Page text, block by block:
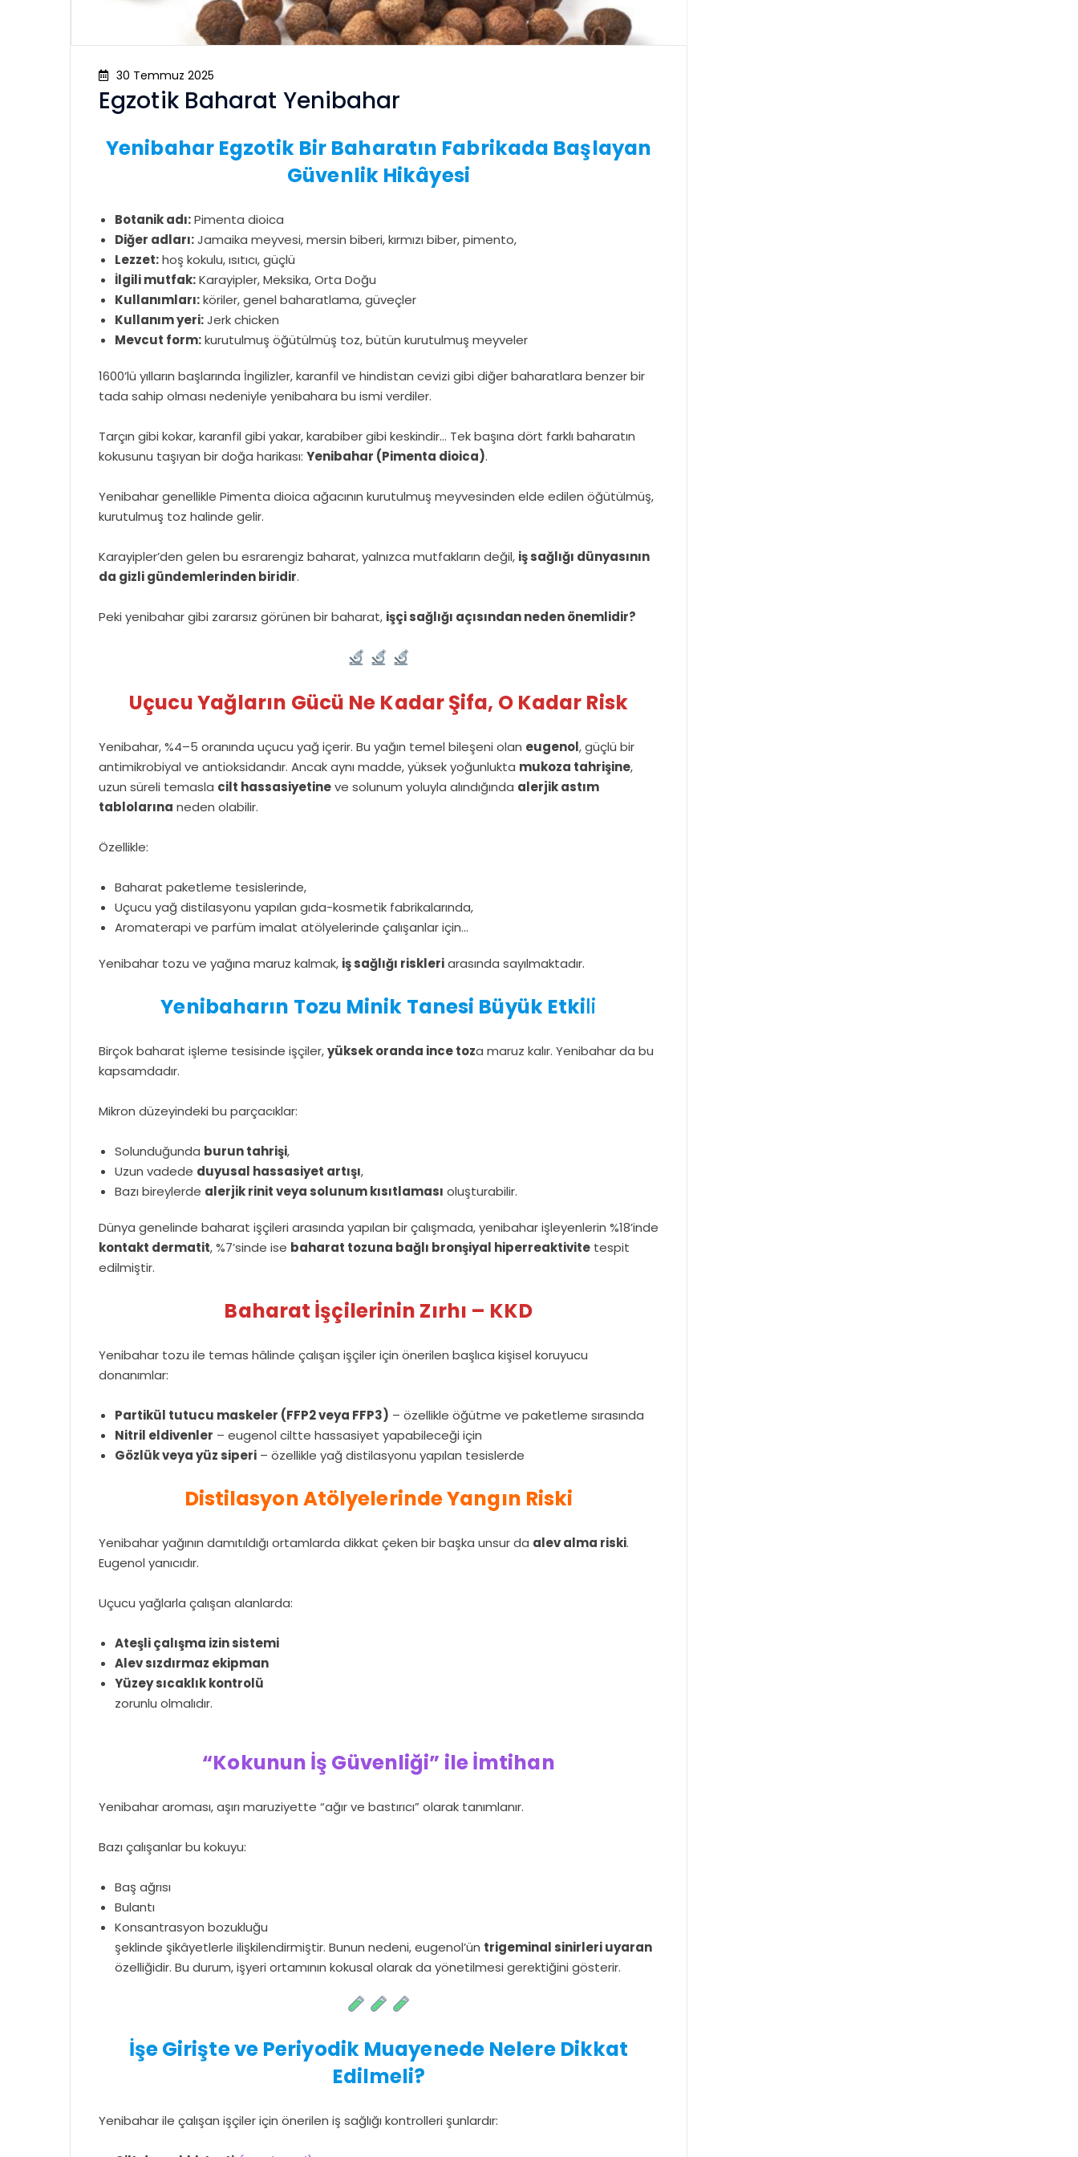
30 Temmuz 2025
Egzotik Baharat Yenibahar
Yenibahar Egzotik Bir Baharatın Fabrikada Başlayan
Güvenlik Hikâyesi
Botanik adı:Pimenta dioica
Diğer adları:Jamaika meyvesi, mersin biberi, kırmızı biber, pimento,
Lezzet:hoş kokulu, ısıtıcı, güçlü
İlgili mutfak:Karayipler, Meksika, Orta Doğu
Kullanımları:köriler, genel baharatlama, güveçler
Kullanım yeri:Jerk chicken
Mevcut form:kurutulmuş öğütülmüş toz, bütün kurutulmuş meyveler
1600’lü yılların başlarında İngilizler, karanfil ve hindistan cevizi gibi diğer baharatlara benzer bir
tada sahip olması nedeniyle yenibahara bu ismi verdiler.
Tarçın gibi kokar, karanfil gibi yakar, karabiber gibi keskindir… Tek başına dört farklı baharatın
kokusunu taşıyan bir doğa harikası: Yenibahar (Pimenta dioica).
Yenibahar genellikle Pimenta dioica ağacının kurutulmuş meyvesinden elde edilen öğütülmüş,
kurutulmuş toz halinde gelir.
Karayipler’den gelen bu esrarengiz baharat, yalnızca mutfakların değil, iş sağlığı dünyasının
da gizli gündemlerinden biridir.
Peki yenibahar gibi zararsız görünen bir baharat, işçi sağlığı açısından neden önemlidir?
Uçucu Yağların Gücü Ne Kadar Şifa, O Kadar Risk
Yenibahar, %4–5 oranında uçucu yağ içerir. Bu yağın temel bileşeni olan eugenol, güçlü bir
antimikrobiyal ve antioksidandır. Ancak aynı madde, yüksek yoğunlukta mukoza tahrişine,
uzun süreli temasla cilt hassasiyetineve solunum yoluyla alındığında alerjik astım
tablolarına neden olabilir.
Özellikle:
Baharat paketleme tesislerinde,
Uçucu yağ distilasyonu yapılan gıda-kosmetik fabrikalarında,
Aromaterapi ve parfüm imalat atölyelerinde çalışanlar için…
Yenibahar tozu ve yağına maruz kalmak, iş sağlığı riskleriarasında sayılmaktadır.
Yenibaharın Tozu Minik Tanesi Büyük Etkili
Birçok baharat işleme tesisinde işçiler,yüksek oranda ince toza maruz kalır. Yenibahar da bu
kapsamdadır.
Mikron düzeyindeki bu parçacıklar:
Solunduğunda burun tahrişi,
Uzun vadede duyusal hassasiyet artışı,
Bazı bireylerde alerjik rinit veya solunum kısıtlaması oluşturabilir.
Dünya genelinde baharat işçileri arasında yapılan bir çalışmada, yenibahar işleyenlerin %18’inde
kontakt dermatit, %7’sinde ise baharat tozuna bağlı bronşiyal hiperreaktivite tespit
edilmiştir.
Baharat İşçilerinin Zırhı – KKD
Yenibahar tozu ile temas hâlinde çalışan işçiler için önerilen başlıca kişisel koruyucu
donanımlar:
Partikül tutucu maskeler (FFP2 veya FFP3) – özellikle öğütme ve paketleme sırasında
Nitril eldivenler – eugenol ciltte hassasiyet yapabileceği için
Gözlük veya yüz siperi – özellikle yağ distilasyonu yapılan tesislerde
Distilasyon Atölyelerinde Yangın Riski
Yenibahar yağının damıtıldığı ortamlarda dikkat çeken bir başka unsur da alev alma riski.
Eugenol yanıcıdır.
Uçucu yağlarla çalışan alanlarda:
Ateşli çalışma izin sistemi
Alev sızdırmaz ekipman
Yüzey sıcaklık kontrolü
zorunlu olmalıdır.
“Kokunun İş Güvenliği” ile İmtihan
Yenibahar aroması, aşırı maruziyette “ağır ve bastırıcı” olarak tanımlanır.
Bazı çalışanlar bu kokuyu:
Baş ağrısı
Bulantı
Konsantrasyon bozukluğu
şeklinde şikâyetlerle ilişkilendirmiştir. Bunun nedeni, eugenol’ün trigeminal sinirleri uyaran
özelliğidir. Bu durum, işyeri ortamının kokusal olarak da yönetilmesi gerektiğini gösterir.
İşe Girişte ve Periyodik Muayenede Nelere Dikkat
Edilmeli?
Yenibahar ile çalışan işçiler için önerilen iş sağlığı kontrolleri şunlardır: